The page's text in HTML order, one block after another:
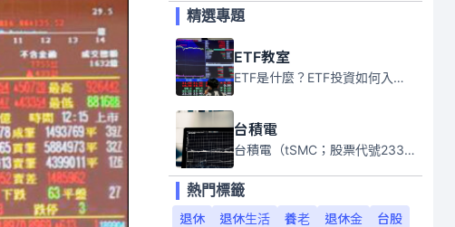
精選專題
ETF教室
ETF是什麼？ETF投資如何入門？本系列專題文章將會告訴你新手必須知道的ETF基礎知識。
台積電
台積電（tSMC；股票代號2330）是全球領先的半導體代工公司，成立於1987年，總部位於台灣新竹。且已於美國、日本、德國及中國設廠，台積電是全球首家專業積體電路製造服務公司，也是全球最先進和最大規模的半導體代工廠。
熱門標籤
退休
退休生活 養老 退休金
台股